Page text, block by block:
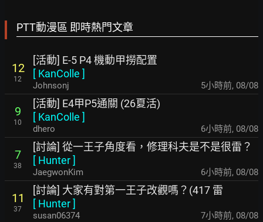
PTT動漫區 即時熱門文章
12
12
[活動] E-5 P4 機動甲撈配置
[ KanColle ]
Johnsonj 5小時前, 08/08
9
10
[活動] E4甲P5通關 (26夏活)
[ KanColle ]
dhero 6小時前, 08/08
7
38
[討論] 從一王子角度看，修理科夫是不是很雷？
[ Hunter]
JaegwonKim 6小時前, 08/08
11
37
[討論] 大家有對第一王子改觀嗎？(417 雷
[ Hunter]
susan06374 7小時前, 08/08